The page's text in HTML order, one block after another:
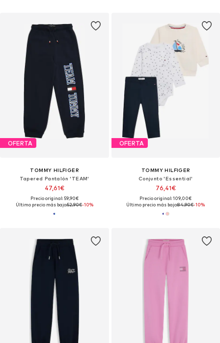
OFERTA
TOMMY HILFIGER
Tapered Pantalón 'TEAM'
47,61€
Precio original: 59,90€
Último precio más bajo:52,90€-10%
OFERTA
TOMMY HILFIGER
Conjunto 'Essential'
76,41€
Precio original: 109,00€
Último precio más bajo:84,90€-10%